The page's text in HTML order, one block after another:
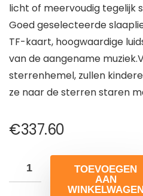
licht of meervoudig tegelijk
Goed geselecteerde
TF-kaart, hoogwaardige
van de aangename
sterrenhemel, zullen
ze naar de sterren staren
€337.60
TOEVOEGEN
AAN